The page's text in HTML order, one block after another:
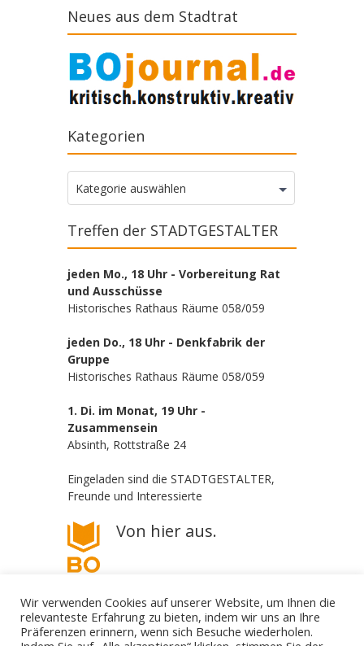
Neues aus dem Stadtrat
Kategorien
Kategorien
Kategorie auswählen
Treffen der STADTGESTALTER
jeden Mo., 18 Uhr - Vorbereitung Rat
und Ausschüsse
Historisches Rathaus Räume 058/059
jeden Do., 18 Uhr - Denkfabrik der
Gruppe
Historisches Rathaus Räume 058/059
1. Di. im Monat, 19 Uhr -
Zusammensein
Absinth, Rottstraße 24
Eingeladen sind die STADTGESTALTER,
Freunde und Interessierte
Von hier aus.
Wir verwenden Cookies auf unserer Website, um Ihnen die
relevanteste Erfahrung zu bieten, indem wir uns an Ihre
Präferenzen erinnern, wenn sich Besuche wiederholen.